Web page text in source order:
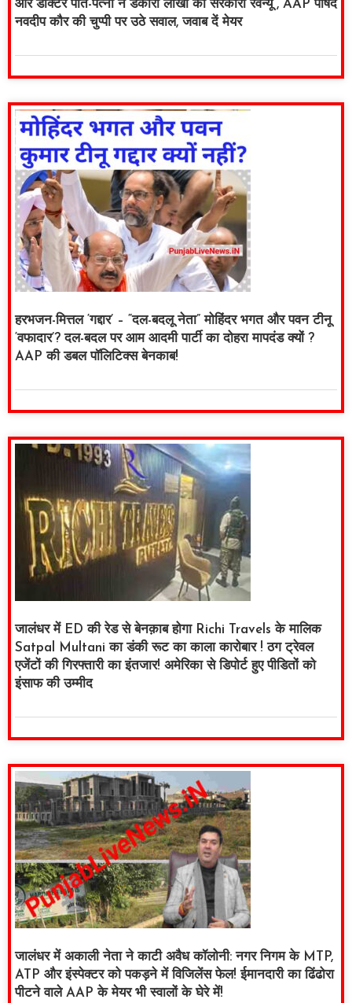
और डॉक्टर पति-पत्नी ने डकारा लाखों का सरकारी रेवेन्यू , AAP पार्षद
नवदीप कौर की चुप्पी पर उठे सवाल, जवाब दें मेयर
हरभजन-मित्तल ‘गद्दार’ – “दल-बदलू नेता” मोहिंदर भगत और पवन टीनू
‘वफादार’? दल-बदल पर आम आदमी पार्टी का दोहरा मापदंड क्यों ?
AAP की डबल पॉलिटिक्स बेनकाब!
जालंधर में ED की रेड से बेनक़ाब होगा Richi Travels के मालिक
Satpal Multani का डंकी रूट का काला कारोबार ! ठग ट्रेवल
एजेंटों की गिरफ्तारी का इंतजार! अमेरिका से डिपोर्ट हुए पीडितों को
इंसाफ की उम्मीद
जालंधर में अकाली नेता ने काटी अवैध कॉलोनी: नगर निगम के MTP,
ATP और इंस्पेक्टर को पकड़ने में विजिलेंस फेल! ईमानदारी का ढिंढोरा
पीटने वाले AAP के मेयर भी स्वालों के घेरे में!